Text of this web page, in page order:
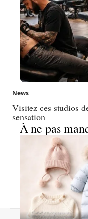
News
Visitez ces studios
sensation
À ne pas